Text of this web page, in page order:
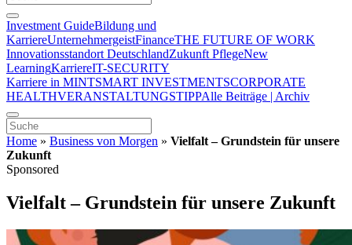
Investment GuideBildung und
KarriereUnternehmergeistFinanceTHE FUTURE OF WORK
Innovationsstandort DeutschlandZukunft PflegeNew
LearningKarriereIT-SECURITY
Karriere in MINTSMART INVESTMENTSCORPORATE
HEALTHVERANSTALTUNGSTIPPAlle Beiträge | Archiv
Home » Business von Morgen » Vielfalt – Grundstein für unsere
Zukunft
Sponsored
Vielfalt – Grundstein für unsere Zukunft